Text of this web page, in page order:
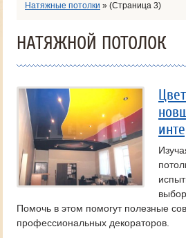
Натяжные потолки » (Страница 3)
НАТЯЖНОЙ ПОТОЛОК
Помочь в этом помогут полезные
профессиональных декораторов.